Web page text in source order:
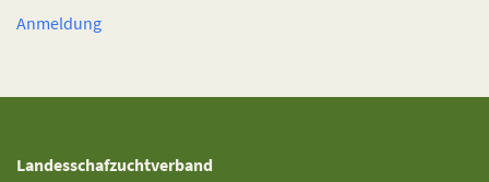
Anmeldung
Landesschafzuchtverband